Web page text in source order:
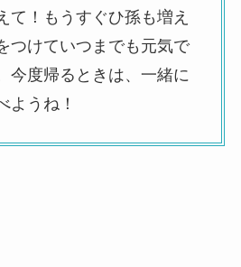
て！もうすぐひ孫も増え
つけていつまでも元気で
今度帰るときは、一緒に
ようね！